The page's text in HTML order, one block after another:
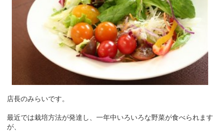
店長のみらいです。
最近では栽培方法が発達し、一年中いろいろな野菜が食べられます
が、